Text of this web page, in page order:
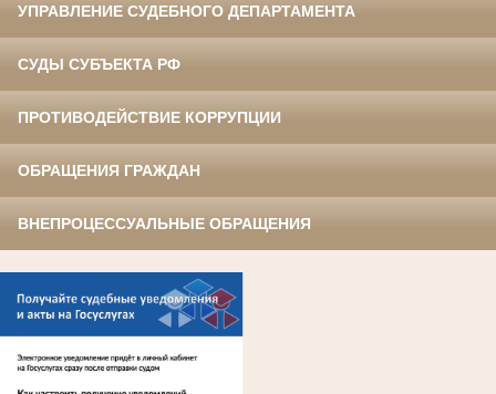
УПРАВЛЕНИЕ СУДЕБНОГО ДЕПАРТАМЕНТА
СУДЫ СУБЪЕКТА РФ
ПРОТИВОДЕЙСТВИЕ КОРРУПЦИИ
ОБРАЩЕНИЯ ГРАЖДАН
ВНЕПРОЦЕССУАЛЬНЫЕ ОБРАЩЕНИЯ